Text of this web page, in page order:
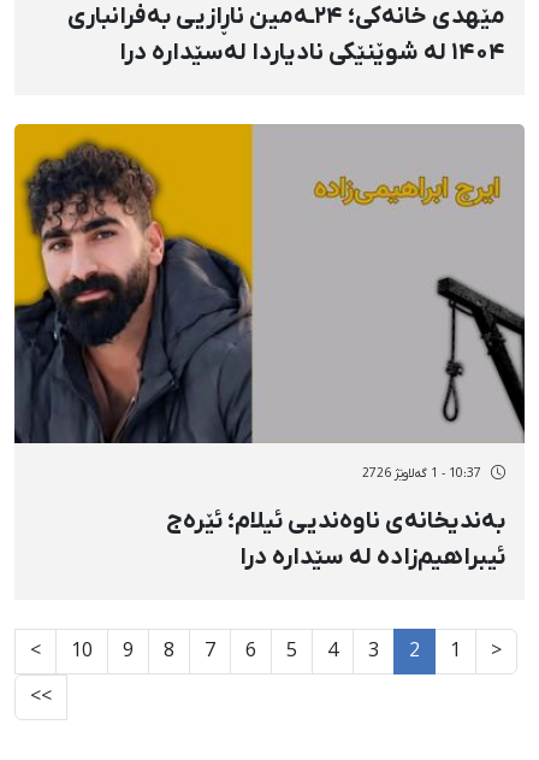
مێهدی خانەکی؛ ۲۴ـەمین ناڕازیی بەفرانباری
۱۴۰۴ لە شوێنێکی نادیاردا لەسێدارە درا
10:37 - 1 گەلاوێژ 2726
بەندیخانەی ناوەندیی ئیلام؛ ئێرەج
ئیبراهیم‌زادە لە سێدارە درا
<
1
2
3
4
5
6
7
8
9
10
>
>>